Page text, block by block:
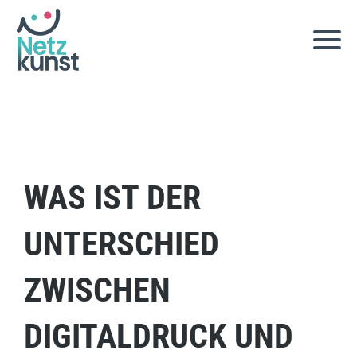
Inhalt
springen
WAS IST DER
UNTERSCHIED
ZWISCHEN
DIGITALDRUCK UND